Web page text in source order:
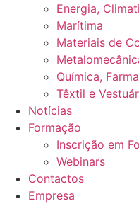
Energia,
Marítima
Materiais de
Química,
Têxtil e
Notícias
Formação
Inscrição em
Webinars
Contactos
Empresa